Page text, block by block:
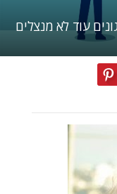
עוד לא מנצלים